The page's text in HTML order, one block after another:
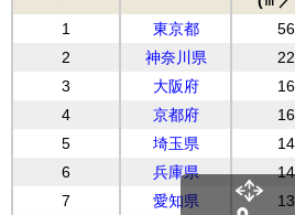
1
東京都
2
神奈川県
3
大阪府
4
京都府
5
埼玉県
6
兵庫県
7
愛知県